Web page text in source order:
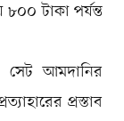
টাকা পর্যন্ত
সেট আমদানির
প্রস্তাব